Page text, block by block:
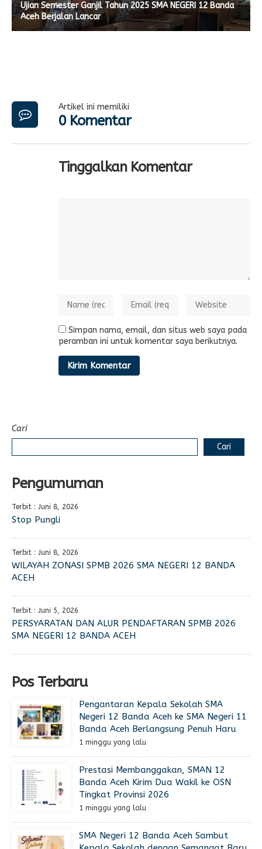
Ujian Semester Ganjil Tahun 2025 SMA NEGERI 12 Banda
Aceh Berjalan Lancar
Artikel ini memiliki
0 Komentar
Tinggalkan Komentar
Simpan nama, email, dan situs web saya pada
peramban ini untuk komentar saya berikutnya.
Cari
Cari
Pengumuman
Terbit : Juni 8, 2026
Stop Pungli
Terbit : Juni 8, 2026
WILAYAH ZONASI SPMB 2026 SMA NEGERI 12 BANDA
ACEH
Terbit : Juni 5, 2026
PERSYARATAN DAN ALUR PENDAFTARAN SPMB 2026
SMA NEGERI 12 BANDA ACEH
Pos Terbaru
Pengantaran Kepala Sekolah SMA
Negeri 12 Banda Aceh ke SMA Negeri 11
Banda Aceh Berlangsung Penuh Haru
1 minggu yang lalu
Prestasi Membanggakan, SMAN 12
Banda Aceh Kirim Dua Wakil ke OSN
Tingkat Provinsi 2026
1 minggu yang lalu
SMA Negeri 12 Banda Aceh Sambut